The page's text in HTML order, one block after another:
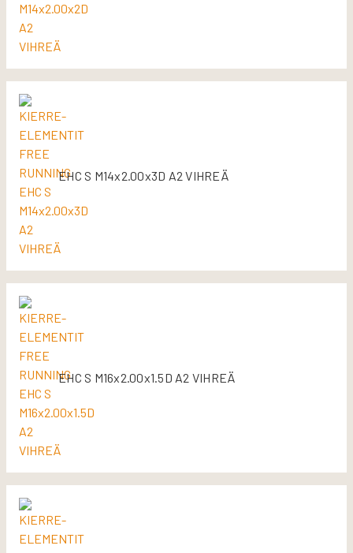
EHC S M14x2.00x3D A2 VIHREÄ
EHC S M16x2.00x1.5D A2 VIHREÄ